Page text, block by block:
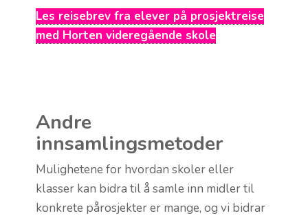
Les reisebrev fra elever på prosjektreise
med Horten videregående skole
Andre
innsamlingsmetoder
Mulighetene for hvordan skoler eller
klasser kan bidra til å samle inn midler til
konkrete pårosjekter er mange, og vi bidrar